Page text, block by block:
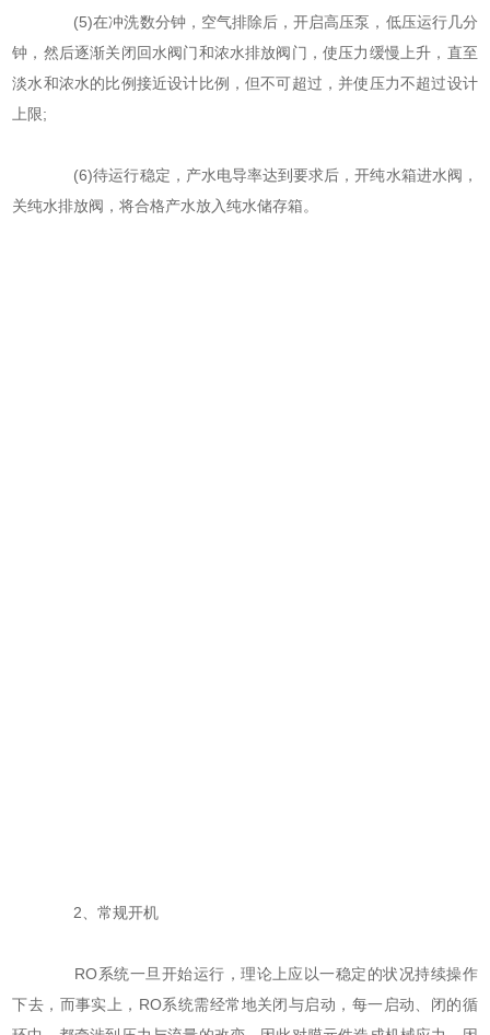
(5)在冲洗数分钟，空气排除后，开启高压泵，低压运行几分
钟，然后逐渐关闭回水阀门和浓水排放阀门，使压力缓慢上升，直至
淡水和浓水的比例接近设计比例，但不可超过，并使压力不超过设计
上限;
(6)待运行稳定，产水电导率达到要求后，开纯水箱进水阀，
关纯水排放阀，将合格产水放入纯水储存箱。
2、常规开机
RO系统一旦开始运行，理论上应以一稳定的状况持续操作
下去，而事实上，RO系统需经常地关闭与启动，每一启动、闭的循